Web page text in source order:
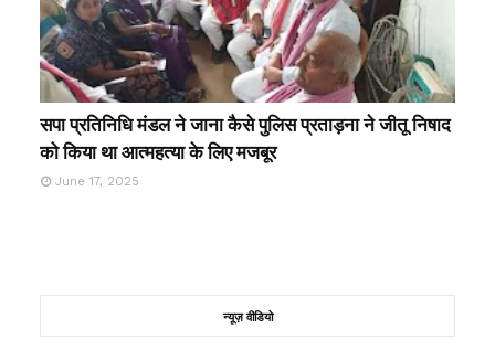
सपा प्रतिनिधि मंडल ने जाना कैसे पुलिस प्रताड़ना ने जीतू निषाद
को किया था आत्महत्या के लिए मजबूर
June 17, 2025
न्यूज़ वीडियो